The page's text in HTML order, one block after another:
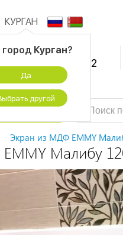
КУРГАН
Курган?
Да
другой
Контактный центр:
8 (495) 500-96-52
временно не работаем
Экран из МДФ EMMY
Малибу